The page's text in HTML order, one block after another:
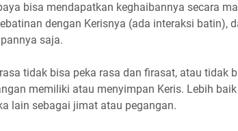
bisa mendapatkan keghaibannya secara
dengan Kerisnya (ada interaksi batin),
saja.
tidak bisa peka rasa dan firasat, atau tidak
memiliki atau menyimpan Keris. Lebih
lain sebagai jimat atau pegangan.